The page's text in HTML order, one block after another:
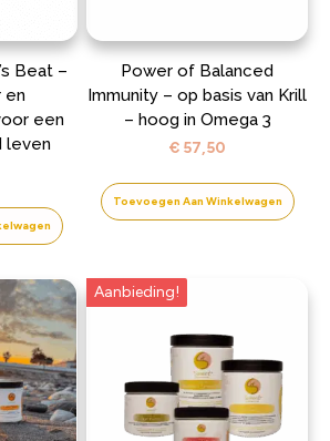
Beat –
en
een
leven
Power of Balanced
Immunity – op basis van Krill
– hoog in Omega 3
€57,50
Toevoegen Aan Winkelwagen
Aanbieding!